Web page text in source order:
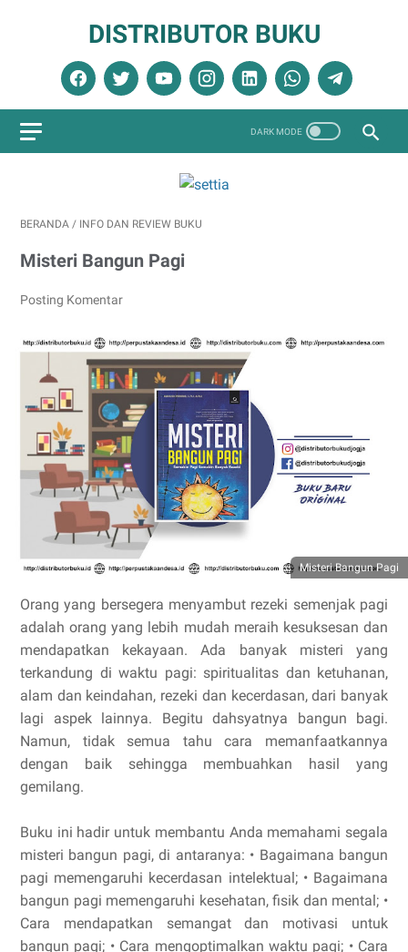
DISTRIBUTOR BUKU
BERANDA / INFO DAN REVIEW BUKU
Misteri Bangun Pagi
Posting Komentar
Misteri Bangun Pagi
Orang yang bersegera menyambut rezeki semenjak pagi
adalah orang yang lebih mudah meraih kesuksesan dan
mendapatkan kekayaan. Ada banyak misteri yang
terkandung di waktu pagi: spiritualitas dan ketuhanan,
alam dan keindahan, rezeki dan kecerdasan, dari banyak
lagi aspek lainnya. Begitu dahsyatnya bangun bagi.
Namun, tidak semua tahu cara memanfaatkannya
dengan baik sehingga membuahkan hasil yang
gemilang.
Buku ini hadir untuk membantu Anda memahami segala
misteri bangun pagi, di antaranya: • Bagaimana bangun
pagi memengaruhi kecerdasan intelektual; • Bagaimana
bangun pagi memengaruhi kesehatan, fisik dan mental; •
Cara mendapatkan semangat dan motivasi untuk
bangun pagi; • Cara mengoptimalkan waktu pagi; • Cara